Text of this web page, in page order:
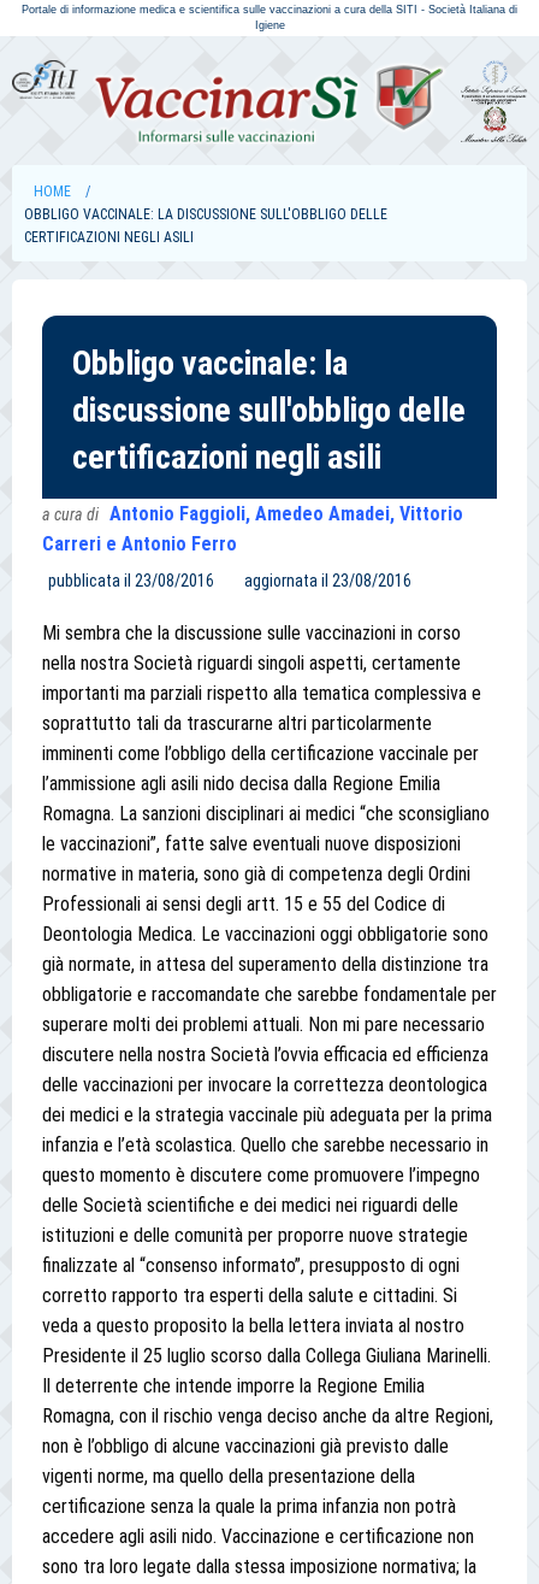
Portale di informazione medica e scientifica sulle vaccinazioni a cura della SITI - Società Italiana di
Igiene
HOME
OBBLIGO VACCINALE: LA DISCUSSIONE SULL'OBBLIGO DELLE
CERTIFICAZIONI NEGLI ASILI
Obbligo vaccinale: la
discussione sull'obbligo delle
certificazioni negli asili
a cura di Antonio Faggioli, Amedeo Amadei, Vittorio
Carreri e Antonio Ferro
pubblicata il 23/08/2016 aggiornata il 23/08/2016
Mi sembra che la discussione sulle vaccinazioni in corso
nella nostra Società riguardi singoli aspetti, certamente
importanti ma parziali rispetto alla tematica complessiva e
soprattutto tali da trascurarne altri particolarmente
imminenti come l’obbligo della certificazione vaccinale per
l’ammissione agli asili nido decisa dalla Regione Emilia
Romagna. La sanzioni disciplinari ai medici “che sconsigliano
le vaccinazioni”, fatte salve eventuali nuove disposizioni
normative in materia, sono già di competenza degli Ordini
Professionali ai sensi degli artt. 15 e 55 del Codice di
Deontologia Medica. Le vaccinazioni oggi obbligatorie sono
già normate, in attesa del superamento della distinzione tra
obbligatorie e raccomandate che sarebbe fondamentale per
superare molti dei problemi attuali. Non mi pare necessario
discutere nella nostra Società l’ovvia efficacia ed efficienza
delle vaccinazioni per invocare la correttezza deontologica
dei medici e la strategia vaccinale più adeguata per la prima
infanzia e l’età scolastica. Quello che sarebbe necessario in
questo momento è discutere come promuovere l’impegno
delle Società scientifiche e dei medici nei riguardi delle
istituzioni e delle comunità per proporre nuove strategie
finalizzate al “consenso informato”, presupposto di ogni
corretto rapporto tra esperti della salute e cittadini. Si
veda a questo proposito la bella lettera inviata al nostro
Presidente il 25 luglio scorso dalla Collega Giuliana Marinelli.
Il deterrente che intende imporre la Regione Emilia
Romagna, con il rischio venga deciso anche da altre Regioni,
non è l’obbligo di alcune vaccinazioni già previsto dalle
vigenti norme, ma quello della presentazione della
certificazione senza la quale la prima infanzia non potrà
accedere agli asili nido. Vaccinazione e certificazione non
sono tra loro legate dalla stessa imposizione normativa; la